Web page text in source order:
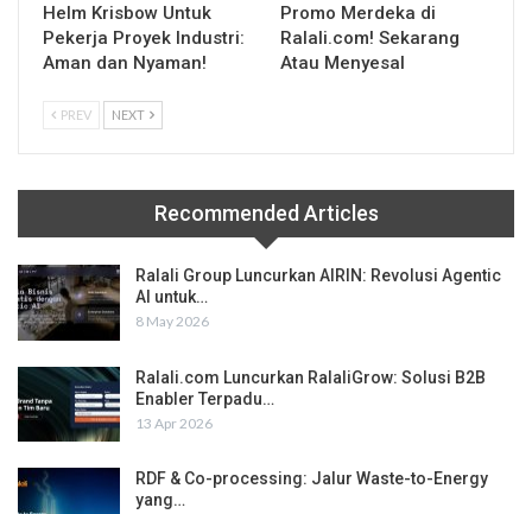
Helm Krisbow Untuk
Pekerja Proyek Industri:
Aman dan Nyaman!
Promo Merdeka di
Ralali.com! Sekarang
Atau Menyesal
PREV NEXT
Recommended Articles
Ralali Group Luncurkan AIRIN: Revolusi Agentic
AI untuk…
8 May 2026
Ralali.com Luncurkan RalaliGrow: Solusi B2B
Enabler Terpadu…
13 Apr 2026
RDF & Co-processing: Jalur Waste-to-Energy
yang…